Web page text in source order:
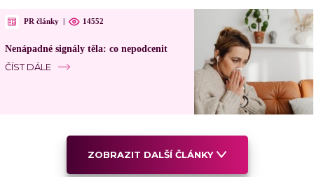
PR články | 14552
Nenápadné signály těla: co nepodcenit
ČÍST DÁLE
ZOBRAZIT DALŠÍ ČLÁNKY